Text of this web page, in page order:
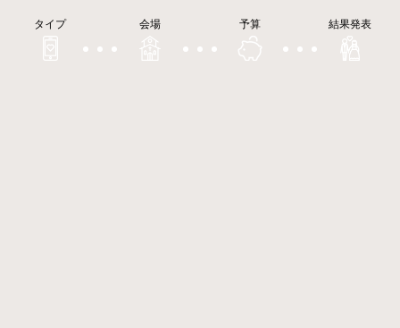
タイプ 会場 予算 結果発表